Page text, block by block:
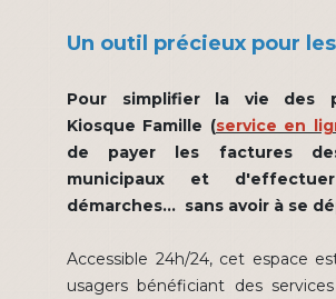
Un outil précieux pour
Pour simplifier la vie des
Kiosque Famille (service en
de payer les factures
municipaux et
démarches... sans avoir à se
Accessible 24h/24, cet espace
usagers bénéficiant des